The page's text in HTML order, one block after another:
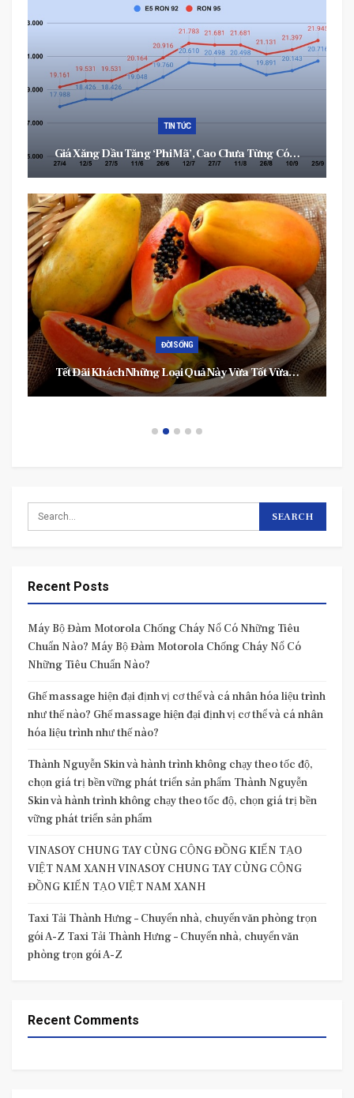
VFF Nhận Lệnh Từ AFC, CLB Nào Sẽ Phải Rời Sân Vận
Động Hàng…
ĐỜI SỐNG
Xem Kết Quả, Tra Cứu Xổ Số Miền Trung Dễ Dàng
Trong Kỷ…
Recent Posts
Máy Bộ Đàm Motorola Chống Cháy Nổ Có Những Tiêu
Chuẩn Nào? Máy Bộ Đàm Motorola Chống Cháy Nổ Có
Những Tiêu Chuẩn Nào?
Ghế massage hiện đại định vị cơ thể và cá nhân hóa liệu trình
như thế nào? Ghế massage hiện đại định vị cơ thể và cá nhân
hóa liệu trình như thế nào?
Thành Nguyễn Skin và hành trình không chạy theo tốc độ,
chọn giá trị bền vững phát triển sản phẩm Thành Nguyễn
Skin và hành trình không chạy theo tốc độ, chọn giá trị bền
vững phát triển sản phẩm
VINASOY CHUNG TAY CÙNG CỘNG ĐỒNG KIẾN TẠO
VIỆT NAM XANH VINASOY CHUNG TAY CÙNG CỘNG
ĐỒNG KIẾN TẠO VIỆT NAM XANH
Taxi Tải Thành Hưng – Chuyển nhà, chuyển văn phòng trọn
gói A-Z Taxi Tải Thành Hưng – Chuyển nhà, chuyển văn
phòng trọn gói A-Z
Recent Comments